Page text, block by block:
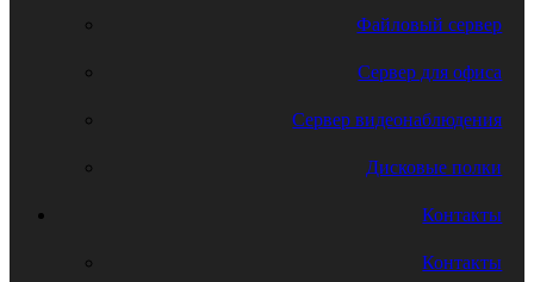
Файловый сервер
Сервер для офиса
Сервер видеонаблюдения
Дисковые полки
Контакты
Контакты